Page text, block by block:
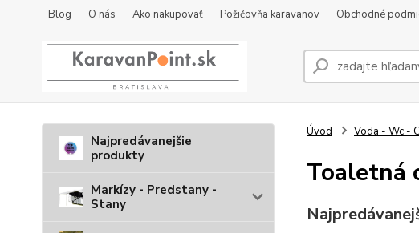
Blog O nás Ako nakupovať Požičovňa karavanov Obchodné
Najpredávanejšie
produkty
Markízy - Predstany -
Stany
Úvod Voda - Wc -
Toaletná